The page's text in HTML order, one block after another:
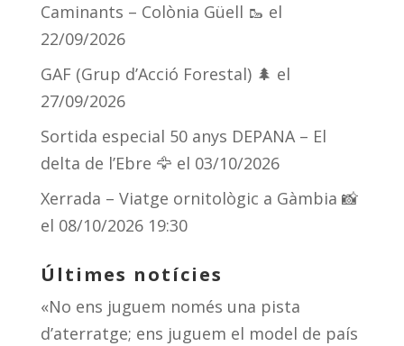
Caminants – Colònia Güell 🥾 el
22/09/2026
GAF (Grup d’Acció Forestal) 🌲 el
27/09/2026
Sortida especial 50 anys DEPANA – El
delta de l’Ebre 🦅 el 03/10/2026
Xerrada – Viatge ornitològic a Gàmbia 📸
el 08/10/2026 19:30
Últimes notícies
«No ens juguem només una pista
d’aterratge; ens juguem el model de país